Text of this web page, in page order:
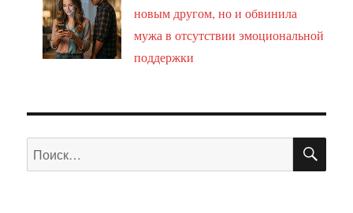
новым другом, но и обвинила
мужа в отсутствии эмоциональной
поддержки
Искать: